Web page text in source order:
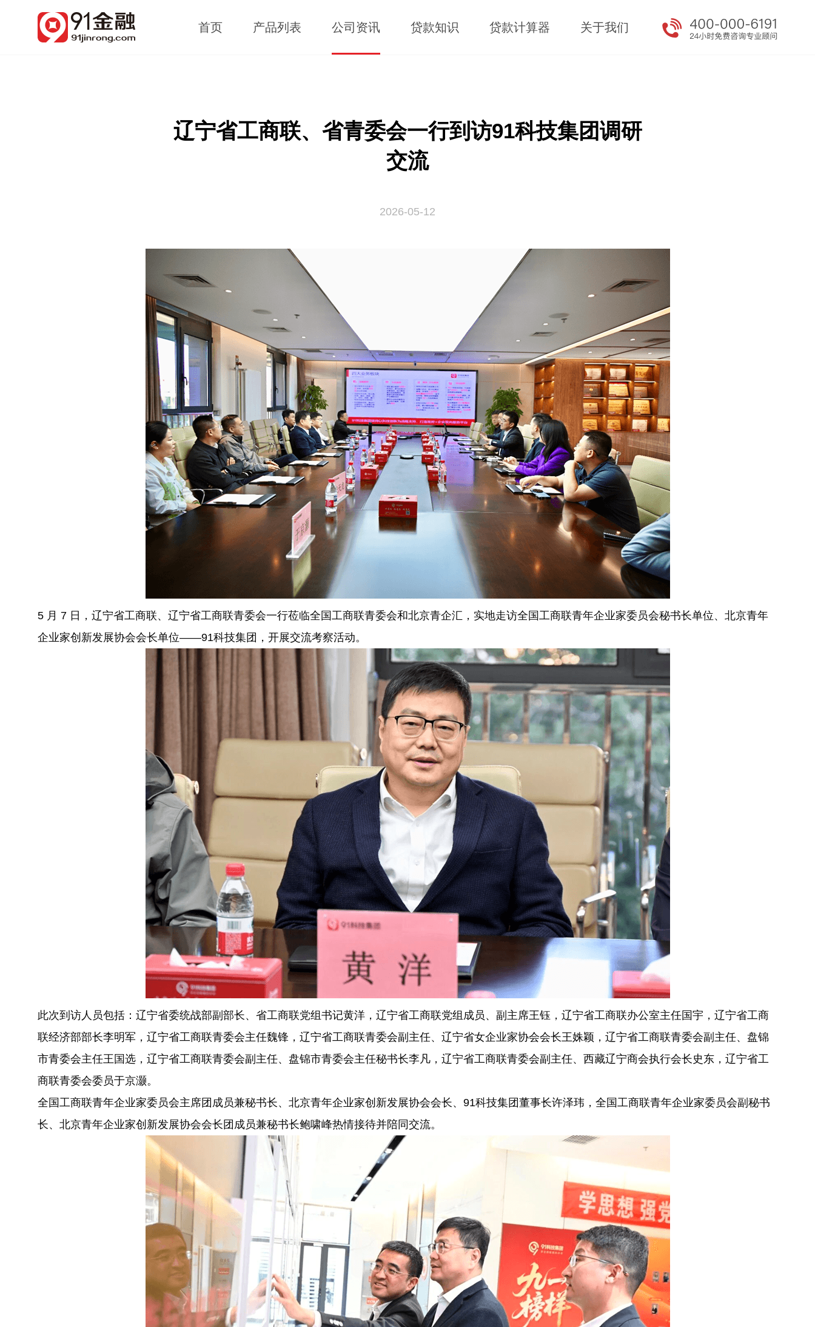
首页 产品列表 公司资讯 贷款知识 贷款计算器 关于我们
辽宁省工商联、省青委会一行到访91科技集团调研
交流
2026-05-12
5 月 7 日，辽宁省工商联、辽宁省工商联青委会一行莅临全国工商联青委会和北京青企汇，实地走访全国工商联青年企业家委员会秘书长单位、北京青年
企业家创新发展协会会长单位——91科技集团，开展交流考察活动。
此次到访人员包括：辽宁省委统战部副部长、省工商联党组书记黄洋，辽宁省工商联党组成员、副主席王钰，辽宁省工商联办公室主任国宇，辽宁省工商
联经济部部长李明军，辽宁省工商联青委会主任魏锋，辽宁省工商联青委会副主任、辽宁省女企业家协会会长王姝颖，辽宁省工商联青委会副主任、盘锦
市青委会主任王国选，辽宁省工商联青委会副主任、盘锦市青委会主任秘书长李凡，辽宁省工商联青委会副主任、西藏辽宁商会执行会长史东，辽宁省工
商联青委会委员于京灏。
全国工商联青年企业家委员会主席团成员兼秘书长、北京青年企业家创新发展协会会长、91科技集团董事长许泽玮，全国工商联青年企业家委员会副秘书
长、北京青年企业家创新发展协会会长团成员兼秘书长鲍啸峰热情接待并陪同交流。